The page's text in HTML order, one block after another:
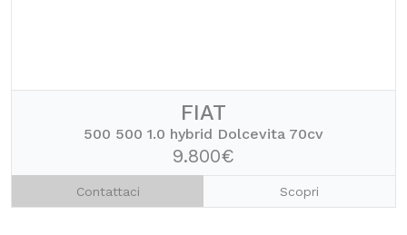
FIAT
500 500 1.0 hybrid Dolcevita 70cv
9.800€
Contattaci Scopri